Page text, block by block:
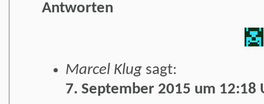
Antworten
Marcel Klug sagt:
7. September 2015 um 12:18